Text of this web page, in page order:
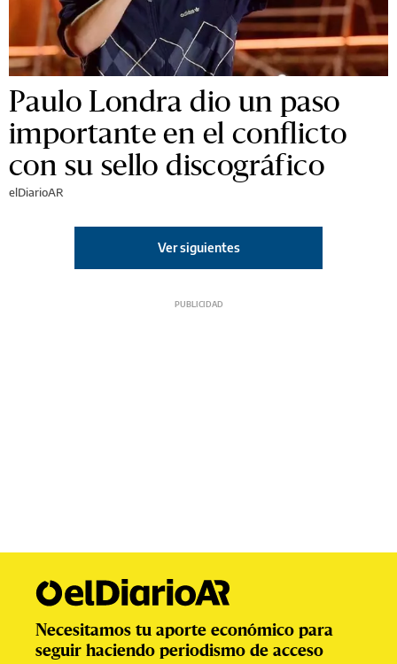
Paulo Londra dio un paso
importante en el conflicto
con su sello discográfico
elDiarioAR
Ver siguientes
Necesitamos tu aporte económico para
seguir haciendo periodismo de acceso